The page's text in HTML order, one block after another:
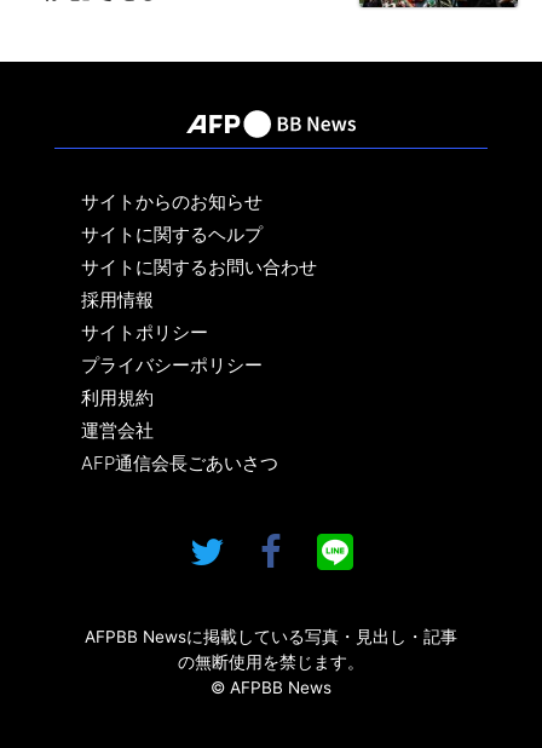
サイトからのお知らせ
サイトに関するヘルプ
サイトに関するお問い合わせ
採用情報
サイトポリシー
プライバシーポリシー
利用規約
運営会社
AFP通信会長ごあいさつ
AFPBB Newsに掲載している写真・見出し・記事
の無断使用を禁じます。
© AFPBB News